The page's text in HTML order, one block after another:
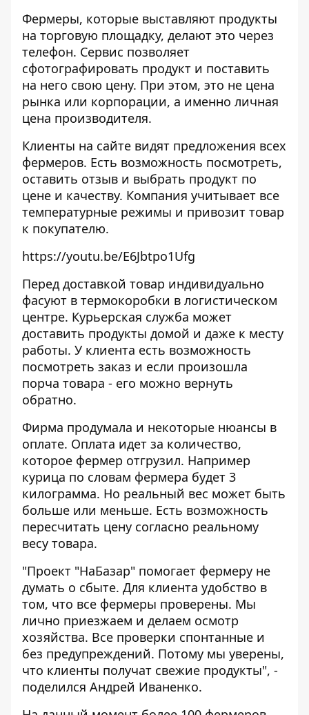
Фермеры, которые выставляют продукты
на торговую площадку, делают это через
телефон. Сервис позволяет
сфотографировать продукт и поставить
на него свою цену. При этом, это не цена
рынка или корпорации, а именно личная
цена производителя.
Клиенты на сайте видят предложения всех
фермеров. Есть возможность посмотреть,
оставить отзыв и выбрать продукт по
цене и качеству. Компания учитывает все
температурные режимы и привозит товар
к покупателю.
https://youtu.be/E6Jbtpo1Ufg
Перед доставкой товар индивидуально
фасуют в термокоробки в логистическом
центре. Курьерская служба может
доставить продукты домой и даже к месту
работы. У клиента есть возможность
посмотреть заказ и если произошла
порча товара - его можно вернуть
обратно.
Фирма продумала и некоторые нюансы в
оплате. Оплата идет за количество,
которое фермер отгрузил. Например
курица по словам фермера будет 3
килограмма. Но реальный вес может быть
больше или меньше. Есть возможность
пересчитать цену согласно реальному
весу товара.
"Проект "НаБазар" помогает фермеру не
думать о сбыте. Для клиента удобство в
том, что все фермеры проверены. Мы
лично приезжаем и делаем осмотр
хозяйства. Все проверки спонтанные и
без предупреждений. Потому мы уверены,
что клиенты получат свежие продукты", -
поделился Андрей Иваненко.